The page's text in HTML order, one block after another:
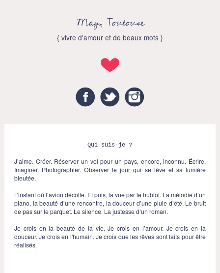
May, Toulouse
{ vivre d'amour et de beaux mots }
FacebookTwitter
Qui suis-je ?
J’aime. Créer. Réserver un vol pour un pays, encore, inconnu. Écrire.
Imaginer. Photographier. Observer le jour qui se lève et sa lumière
bleutée.
L’instant où l’avion décolle. Et puis, la vue par le hublot. La mélodie d’un
piano, la beauté d’une rencontre, la douceur d’une pluie d’été. Le bruit
de pas sur le parquet. Le silence. La justesse d’un roman.
Je crois en la beauté de la vie. Je crois en l’amour. Je crois en la
douceur. Je crois en l'humain. Je crois que les rêves sont faits pour être
réalisés.